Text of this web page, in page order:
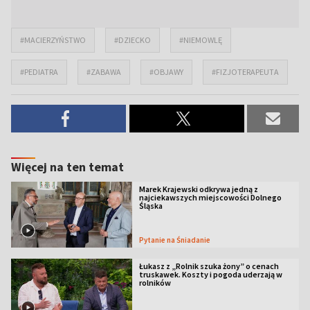
#MACIERZYŃSTWO #DZIECKO #NIEMOWLĘ
#PEDIATRA #ZABAWA #OBJAWY #FIZJOTERAPEUTA
Więcej na ten temat
Marek Krajewski odkrywa jedną z
najciekawszych miejscowości Dolnego
Śląska
Pytanie na Śniadanie
Łukasz z „Rolnik szuka żony” o cenach
truskawek. Koszty i pogoda uderzają w
rolników